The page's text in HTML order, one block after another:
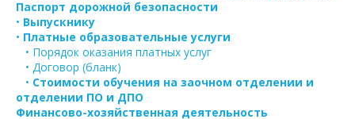
Паспорт дорожной безопасности
• Выпускнику
• Платные образовательные услуги
• Порядок оказания платных услуг
• Договор (бланк)
• Стоимости обучения на заочном отделении и
отделении ПО и ДПО
Финансово-хозяйственная деятельность